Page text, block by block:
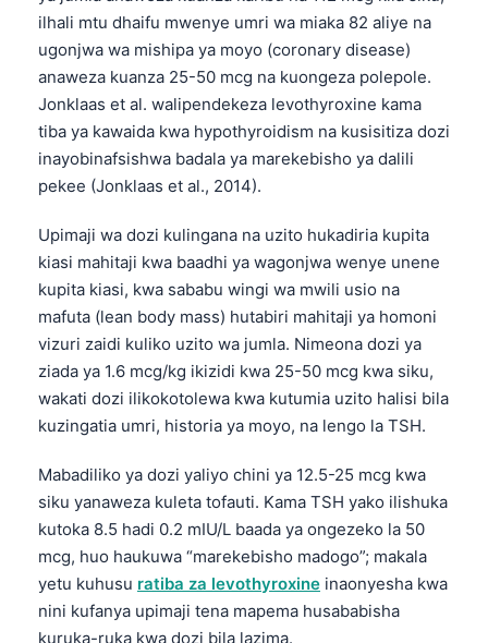
ilhali mtu dhaifu mwenye umri wa miaka 82 aliye na
ugonjwa wa mishipa ya moyo (coronary disease)
anaweza kuanza 25-50 mcg na kuongeza polepole.
Jonklaas et al. walipendekeza levothyroxine kama
tiba ya kawaida kwa hypothyroidism na kusisitiza dozi
inayobinafsishwa badala ya marekebisho ya dalili
pekee (Jonklaas et al., 2014).
Upimaji wa dozi kulingana na uzito hukadiria kupita
kiasi mahitaji kwa baadhi ya wagonjwa wenye unene
kupita kiasi, kwa sababu wingi wa mwili usio na
mafuta (lean body mass) hutabiri mahitaji ya homoni
vizuri zaidi kuliko uzito wa jumla. Nimeona dozi ya
ziada ya 1.6 mcg/kg ikizidi kwa 25-50 mcg kwa siku,
wakati dozi ilikokotolewa kwa kutumia uzito halisi bila
kuzingatia umri, historia ya moyo, na lengo la TSH.
Mabadiliko ya dozi yaliyo chini ya 12.5-25 mcg kwa
siku yanaweza kuleta tofauti. Kama TSH yako ilishuka
kutoka 8.5 hadi 0.2 mIU/L baada ya ongezeko la 50
mcg, huo haukuwa “marekebisho madogo”; makala
yetu kuhusu ratiba za levothyroxine inaonyesha kwa
nini kufanya upimaji tena mapema husababisha
kuruka-ruka kwa dozi bila lazima.
Svenska
Bosanski
Azərbaycan dili
Eesti
日本語
Čeština
ქართული
Lietuvių kalba
Polski
한국어
Magyar
Shqip
বাংলা
اردو